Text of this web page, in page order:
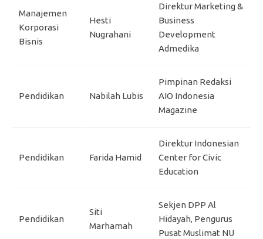
Manajemen
Korporasi
Bisnis
Hesti
Nugrahani
Direktur Marketing &
Business
Development
Admedika
Pendidikan Nabilah Lubis
Pimpinan Redaksi
AIO Indonesia
Magazine
Pendidikan Farida Hamid
Direktur Indonesian
Center for Civic
Education
Pendidikan
Siti
Marhamah
Sekjen DPP Al
Hidayah, Pengurus
Pusat Muslimat NU